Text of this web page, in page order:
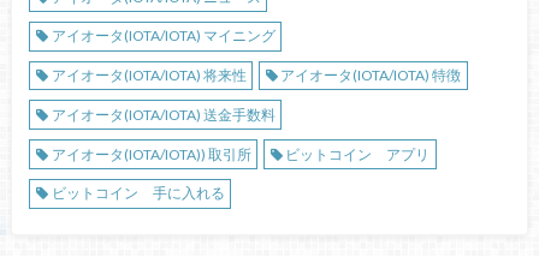
アイオータ(IOTA/IOTA) マイニング
アイオータ(IOTA/IOTA) 将来性 アイオータ(IOTA/IOTA) 特徴
アイオータ(IOTA/IOTA) 送金手数料
アイオータ(IOTA/IOTA)) 取引所 ビットコイン アプリ
ビットコイン 手に入れる